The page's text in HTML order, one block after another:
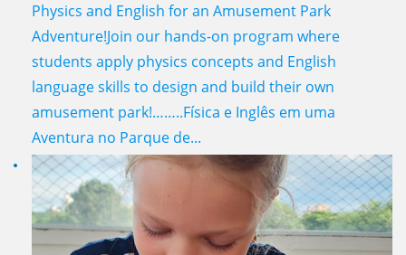
Physics and English for an Amusement Park
Adventure!Join our hands-on program where
students apply physics concepts and English
language skills to design and build their own
amusement park!……..Física e Inglês em uma
Aventura no Parque de...